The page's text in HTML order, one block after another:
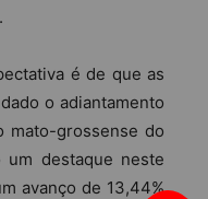
é de que as
o adiantamento
mato-grossense do
um destaque neste
avanço de 13,44%